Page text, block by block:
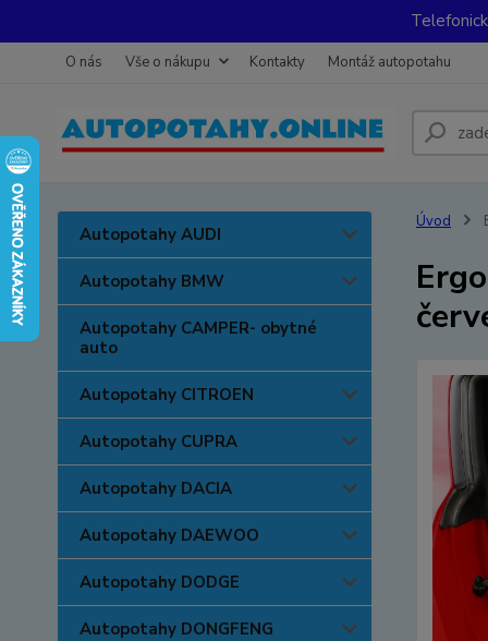
O nás Vše o nákupu Kontakty Montáž autopotahu
Autopotahy AUDI
Autopotahy BMW
Autopotahy CAMPER- obytné
auto
Autopotahy CITROEN
Autopotahy CUPRA
Autopotahy DACIA
Autopotahy DAEWOO
Autopotahy DODGE
Autopotahy DONGFENG
Úvod